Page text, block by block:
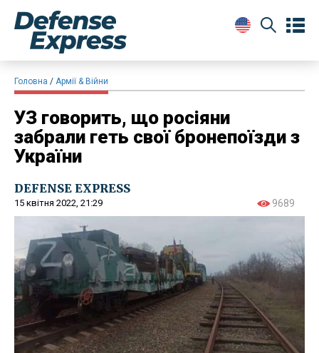
Головна Армії & Війни
УЗ говорить, що росіяни
забрали геть свої бронепоїзди з
України
DEFENSE EXPRESS
15 квітня 2022, 21:29 9689